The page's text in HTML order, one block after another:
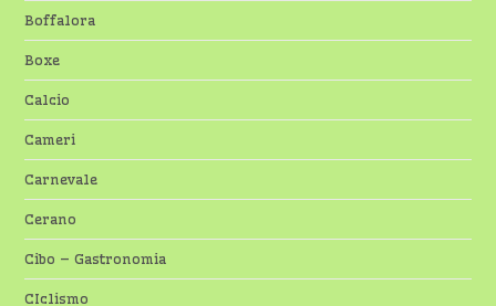
Boffalora
Boxe
Calcio
Cameri
Carnevale
Cerano
Cibo – Gastronomia
CIclismo